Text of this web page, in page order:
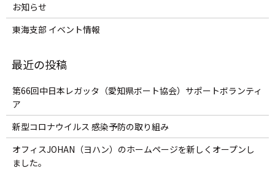
お知らせ
東海支部 イベント情報
第66回中日本レガッタ（愛知県ボート協会）サポートボランティ
ア
新型コロナウイルス 感染予防の取り組み
オフィスJOHAN（ヨハン）のホームページを新しくオープンし
ました。